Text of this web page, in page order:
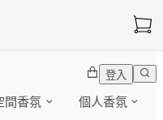
間香氛 個人香氛
登入